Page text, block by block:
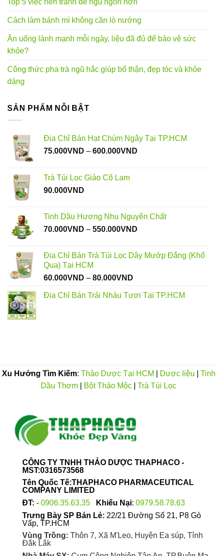
Top 5 việc nên tránh để ngủ ngon hơn
Cách làm bánh mì không cần lò nướng
Ăn uống lành mạnh mỗi ngày, liệu đã đủ để bảo vệ sức
khỏe?
Công thức pha trà ngũ hắc giúp bổ thận, đẹp tóc và khỏe
dáng
SẢN PHẨM NỖI BẬT
Địa Chỉ Bán Hạt Chùm Ngây Tại TP.HCM
75.000VND – 600.000VND
Trà Túi Lọc Giảo Cổ Lam
90.000VND
Tinh Dầu Hương Nhu Nguyên Chất
70.000VND – 550.000VND
70.000VND
Địa Chỉ Bán Trà Túi Lọc Dây Mướp Đắng (Khổ
Qua) Tại HCM
60.000VND – 80.000VND
từ
Địa Chỉ Bán Trái Nhàu Tươi Tại TP.HCM
Xu Hướng Tìm Kiếm: Thảo Dược Tại HCM Dược liệu
Tinh
Dầu Thơm
Bột Thảo Mộc Trà Túi Lọc
CÔNG TY TNHH THẢO DƯỢC THAPHACO -
MST:0316573568
Tên Quốc Tế:THAPHACO PHARMACEUTICAL
COMPANY LIMITED
ĐT: - 0906.35.63.35 Khiếu Nại: 0979.58.78.63
Trưng Bày SP Bán Lẻ: 22/21 Đường Số 21, P8 Gò
Vấp, TP.HCM
Vùng Trồng: Thôn 7, Xã M'Leo, Huyện Ea súp, Tỉnh
Đắk Lắk